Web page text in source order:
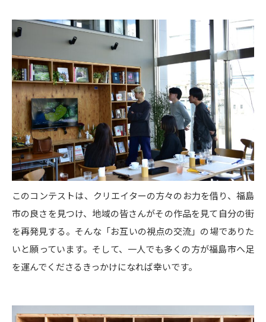
このコンテストは、クリエイターの方々のお力を借り、福島
市の良さを見つけ、地域の皆さんがその作品を見て自分の街
を再発見する。そんな「お互いの視点の交流」の場でありた
いと願っています。そして、一人でも多くの方が福島市へ足
を運んでくださるきっかけになれば幸いです。